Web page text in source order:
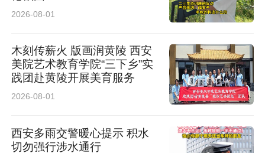
2026-08-01
木刻传薪火 版画润黄陵 西安
美院艺术教育学院“三下乡”实
践团赴黄陵开展美育服务
2026-08-01
西安多雨交警暖心提示 积水
切勿强行涉水通行